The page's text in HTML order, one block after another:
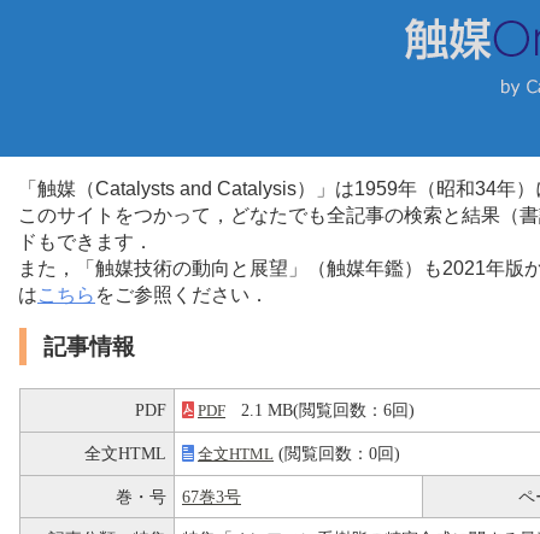
「触媒（Catalysts and Catalysis）」は1959年（昭和34年
このサイトをつかって，どなたでも全記事の検索と結果（
ドもできます．
また，「触媒技術の動向と展望」（触媒年鑑）も2021年
はこちら をご参照ください．
記事情報
PDF PDF 2.1 MB(閲覧回数：6回)
全文HTML 全文HTML (閲覧回数：0回)
巻・号 67巻3号 ペ